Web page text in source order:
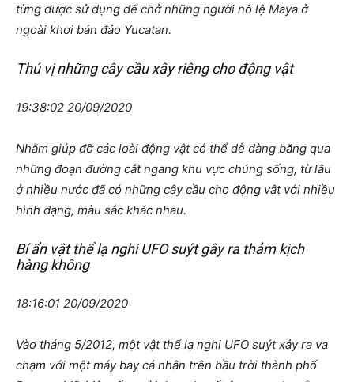
từng được sử dụng để chở những người nô lệ Maya ở
ngoài khơi bán đảo Yucatan.
Thú vị những cây cầu xây riêng cho động vật
19:38:02 20/09/2020
Nhằm giúp đỡ các loài động vật có thể dễ dàng băng qua
những đoạn đường cắt ngang khu vực chúng sống, từ lâu
ở nhiều nước đã có những cây cầu cho động vật với nhiều
hình dạng, màu sắc khác nhau.
Bí ẩn vật thể lạ nghi UFO suýt gây ra thảm kịch
hàng không
18:16:01 20/09/2020
Vào tháng 5/2012, một vật thể lạ nghi UFO suýt xảy ra va
chạm với một máy bay cá nhân trên bầu trời thành phố